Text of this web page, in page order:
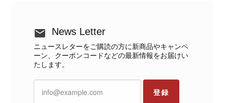
News Letter
ニュースレターをご購読の方に新商品やキャンペ
ーン、クーポンコードなどの最新情報をお届けい
たします。
登録